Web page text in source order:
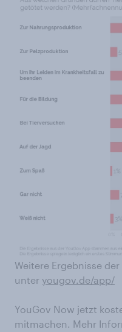
Weitere Ergebnisse
unter yougov.de/app/
YouGov Now jetzt
mitmachen. Mehr